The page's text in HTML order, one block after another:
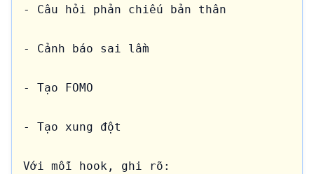
- Câu hỏi phản chiếu bản thân
- Cảnh báo sai lầm
- Tạo FOMO
- Tạo xung đột
Với mỗi hook, ghi rõ: